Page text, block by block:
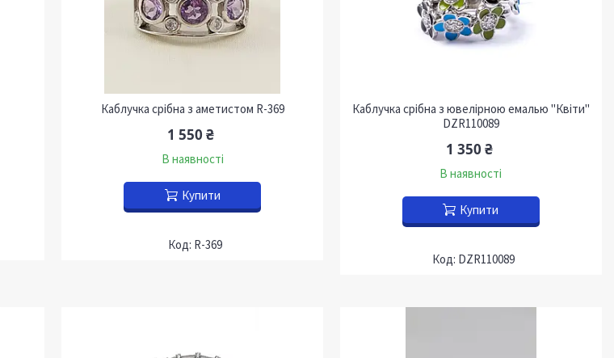
Каблучка срібна з аметистом R-369
1 550 ₴
В наявності
Купити
R-369
Каблучка срібна з ювелірною емалью "Квіти"
DZR110089
1 350 ₴
В наявності
Купити
DZR110089